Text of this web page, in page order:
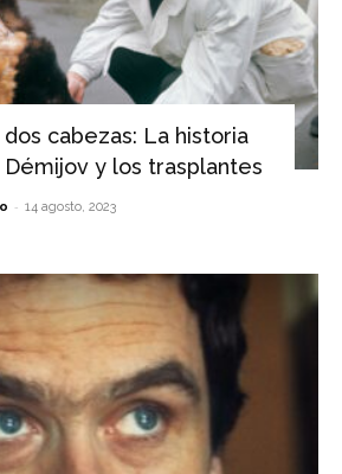
cabezas: La historia
y los trasplantes
- 14 agosto, 2023